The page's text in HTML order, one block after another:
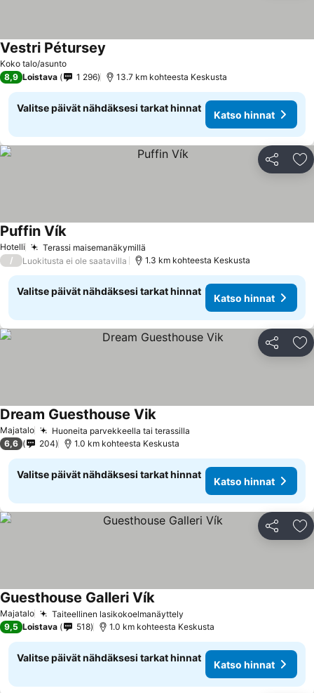
Koko talo/asunto
Vestri Pétursey
8,9 Loistava 1 296 13.7 km kohteesta Keskusta
Valitse päivät nähdäksesi tarkat hinnat
Katso hinnat
Jaa
Hotelli Terassi maisemanäkymillä
Puffin VíkKatso hinnat
/ Luokitusta ei ole saatavilla 1.3 km kohteesta Keskusta
Valitse päivät nähdäksesi tarkat hinnat
Katso hinnat
Jaa
Majatalo Huoneita parvekkeella tai terassilla
Dream Guesthouse VikKatso hinnat
6,6 204 1.0 km kohteesta Keskusta
Valitse päivät nähdäksesi tarkat hinnat
Katso hinnat
Jaa
Majatalo Taiteellinen lasikokoelmanäyttely
Guesthouse Galleri VíkKatso hinnat
9,5 Loistava 518 1.0 km kohteesta Keskusta
Valitse päivät nähdäksesi tarkat hinnat
Katso hinnat